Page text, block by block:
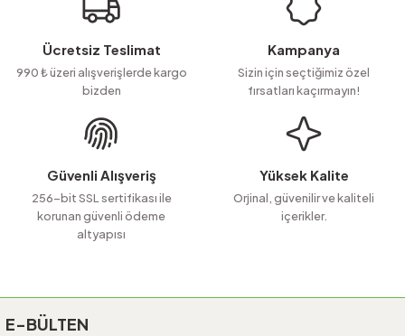
Ücretsiz Teslimat
990 ₺ üzeri alışverişlerde kargo
bizden
Kampanya
Sizin için seçtiğimiz özel
fırsatları kaçırmayın!
Güvenli Alışveriş
256-bit SSL sertifikası ile
korunan güvenli ödeme
altyapısı
Yüksek Kalite
Orjinal, güvenilir ve kaliteli
içerikler.
E-BÜLTEN